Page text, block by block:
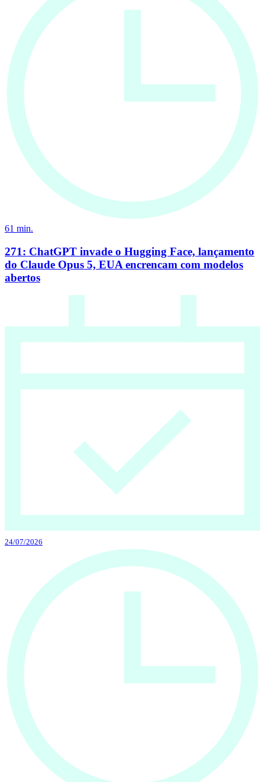
61 min.
271: ChatGPT invade o Hugging Face, lançamento
do Claude Opus 5, EUA encrencam com modelos
abertos
24/07/2026